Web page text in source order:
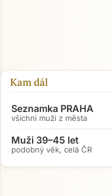
Kam dál
Seznamka PRAHA
všichni muži z města
Muži 39–45 let
podobný věk, celá ČR